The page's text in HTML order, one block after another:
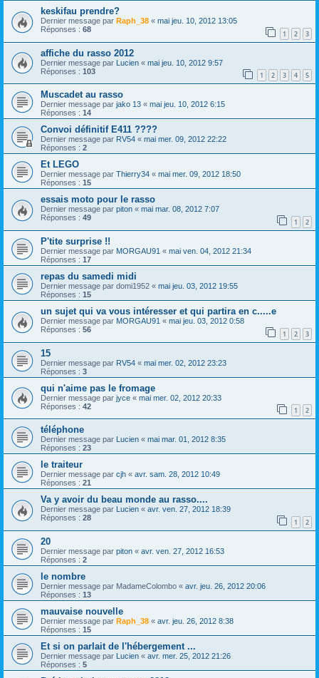
keskifau prendre?
Dernier message par Raph_38 « mai jeu. 10, 2012 13:05
Réponses : 68 1 2 3
affiche du rasso 2012
Dernier message par Lucien « mai jeu. 10, 2012 9:57
Réponses : 103 1 2 3 4 5
Muscadet au rasso
Dernier message par jako 13 « mai jeu. 10, 2012 6:15
Réponses : 14
Convoi définitif E411 ????
Dernier message par RV54 « mai mer. 09, 2012 22:22
Réponses : 2
Et LEGO
Dernier message par Thierry34 « mai mer. 09, 2012 18:50
Réponses : 15
essais moto pour le rasso
Dernier message par piton « mai mar. 08, 2012 7:07
Réponses : 49 1 2
P'tite surprise !!
Dernier message par MORGAU91 « mai ven. 04, 2012 21:34
Réponses : 17
repas du samedi midi
Dernier message par domi1952 « mai jeu. 03, 2012 19:55
Réponses : 15
un sujet qui va vous intéresser et qui partira en c.....e
Dernier message par MORGAU91 « mai jeu. 03, 2012 0:58
Réponses : 56 1 2 3
15
Dernier message par RV54 « mai mer. 02, 2012 23:23
Réponses : 3
qui n'aime pas le fromage
Dernier message par jyce « mai mer. 02, 2012 20:33
Réponses : 42 1 2
téléphone
Dernier message par Lucien « mai mar. 01, 2012 8:35
Réponses : 23
le traiteur
Dernier message par cjh « avr. sam. 28, 2012 10:49
Réponses : 21
Va y avoir du beau monde au rasso....
Dernier message par Lucien « avr. ven. 27, 2012 18:39
Réponses : 28 1 2
20
Dernier message par piton « avr. ven. 27, 2012 16:53
Réponses : 2
le nombre
Dernier message par MadameColombo « avr. jeu. 26, 2012 20:06
Réponses : 13
mauvaise nouvelle
Dernier message par Raph_38 « avr. jeu. 26, 2012 8:38
Réponses : 15
Et si on parlait de l'hébergement ...
Dernier message par Lucien « avr. mer. 25, 2012 21:26
Réponses : 5